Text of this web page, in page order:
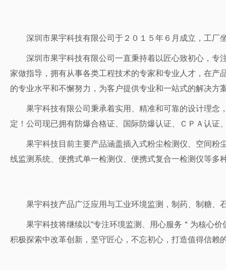
深圳市果宇科技有限公司于２０１５年６月成立，工厂
深圳市果宇科技有限公司一直秉持着以匠心致初心，专
家做指导，拥有从事各类工程技术的专家和专业人才，在
的专业水平和不懈努力，为客户提供专业和一站式的解决方
果宇科技有限公司秉承着实用、精准和可靠的设计理念
定！公司现已拥有防爆合格证、国际防爆认证、ＣＰＡ认
果宇科技目前主要产品涵盖插入式粉尘检测仪、空间粉
线监测系统、便携式单一检测仪、便携式复合一检测仪等多
果宇科技产品广泛应用与工业环境监测，制药、制糖、
果宇科技将继续以“专注环境监测、用心服务＂为核心
积极探索中改革创新，坚守匠心，不忘初心，打造值得信赖